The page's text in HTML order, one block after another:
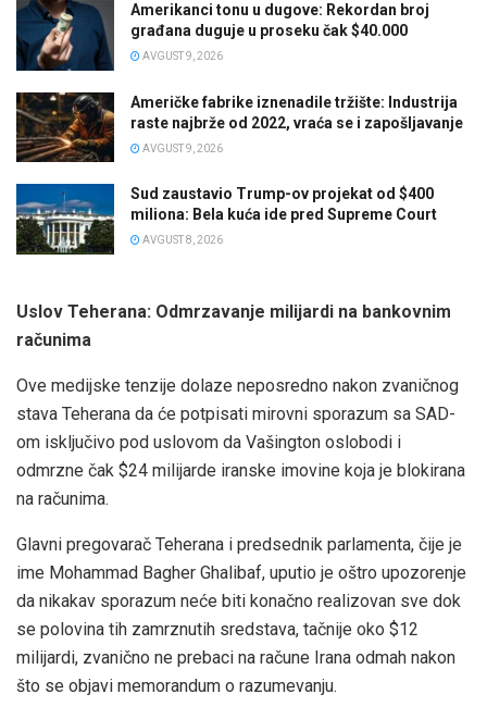
Amerikanci tonu u dugove: Rekordan broj
građana duguje u proseku čak $40.000
AVGUST 9, 2026
Američke fabrike iznenadile tržište: Industrija
raste najbrže od 2022, vraća se i zapošljavanje
AVGUST 9, 2026
Sud zaustavio Trump-ov projekat od $400
miliona: Bela kuća ide pred Supreme Court
AVGUST 8, 2026
Uslov Teherana: Odmrzavanje milijardi na bankovnim
računima
Ove medijske tenzije dolaze neposredno nakon zvaničnog
stava Teherana da će potpisati mirovni sporazum sa SAD-
om isključivo pod uslovom da Vašington oslobodi i
odmrzne čak $24 milijarde iranske imovine koja je blokirana
na računima.
Glavni pregovarač Teherana i predsednik parlamenta, čije je
ime Mohammad Bagher Ghalibaf, uputio je oštro upozorenje
da nikakav sporazum neće biti konačno realizovan sve dok
se polovina tih zamrznutih sredstava, tačnije oko $12
milijardi, zvanično ne prebaci na račune Irana odmah nakon
što se objavi memorandum o razumevanju.